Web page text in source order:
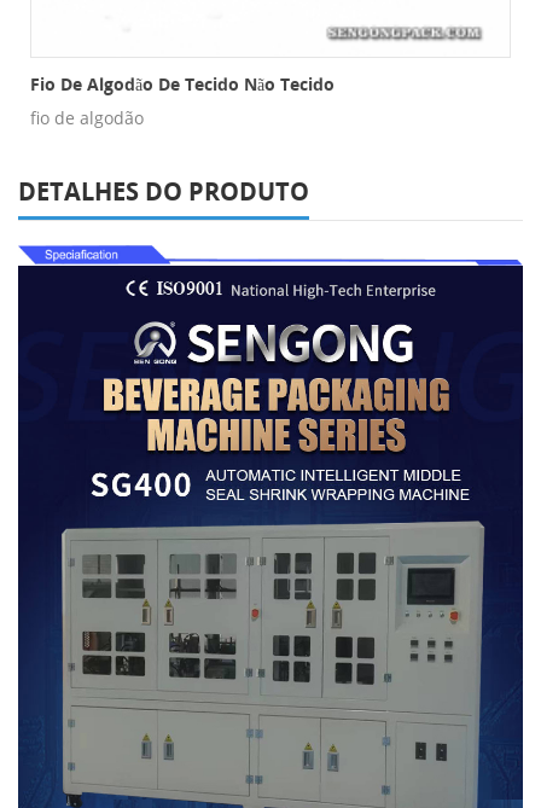
Fio De Algodão De Tecido Não Tecido
fio de algodão
DETALHES DO PRODUTO